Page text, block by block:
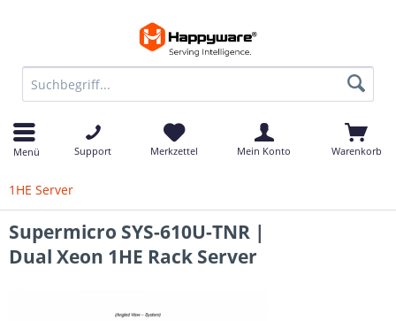
Menü Support Merkzettel Mein Konto Warenkorb
1HE Server
Supermicro SYS-610U-TNR |
Dual Xeon 1HE Rack Server